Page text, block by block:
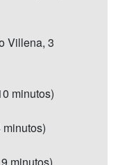
Villena, 3
minutos)
minutos)